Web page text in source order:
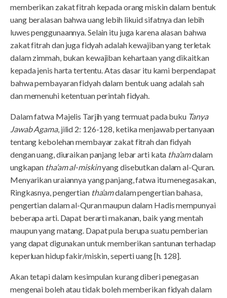
memberikan zakat fitrah kepada orang miskin dalam bentuk
uang beralasan bahwa uang lebih likuid sifatnya dan lebih
luwes penggunaannya. Selain itu juga karena alasan bahwa
zakat fitrah dan juga fidyah adalah kewajiban yang terletak
dalam zimmah, bukan kewajiban kehartaan yang dikaitkan
kepada jenis harta tertentu. Atas dasar itu kami berpendapat
bahwa pembayaran fidyah dalam bentuk uang adalah sah
dan memenuhi ketentuan perintah fidyah.
Dalam fatwa Majelis Tarjih yang termuat pada buku Tanya
Jawab Agama, jilid 2: 126-128, ketika menjawab pertanyaan
tentang kebolehan membayar zakat fitrah dan fidyah
dengan uang, diuraikan panjang lebar arti kata tha’amdalam
ungkapan tha’am al-miskinyang disebutkan dalam al-Quran.
Menyarikan uraiannya yang panjang, fatwa itu menegasakan,
Ringkasnya, pengertian tha’amdalam pengertian bahasa,
pengertian dalam al-Quran maupun dalam Hadis mempunyai
beberapa arti. Dapat berarti makanan, baik yang mentah
maupun yang matang. Dapat pula berupa suatu pemberian
yang dapat digunakan untuk memberikan santunan terhadap
keperluan hidup fakir/miskin, seperti uang [h. 128].
Akan tetapi dalam kesimpulan kurang diberi penegasan
mengenai boleh atau tidak boleh memberikan fidyah dalam